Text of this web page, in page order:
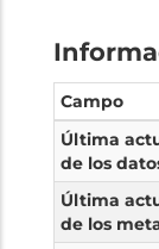
Campo
Última
de los
Última
de los